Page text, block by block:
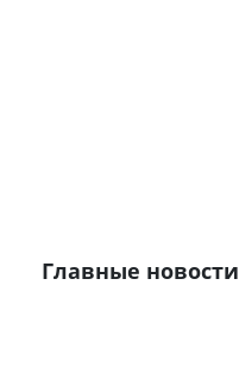
Главные новости